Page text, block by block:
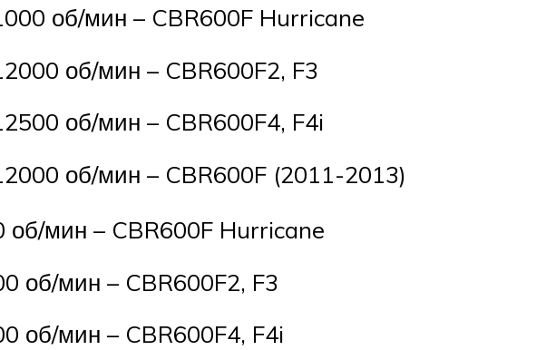
об/мин – CBR600F Hurricane
об/мин – CBR600F2, F3
об/мин – CBR600F4, F4i
об/мин – CBR600F (2011-2013)
мин – CBR600F Hurricane
об/мин – CBR600F2, F3
об/мин – CBR600F4, F4i